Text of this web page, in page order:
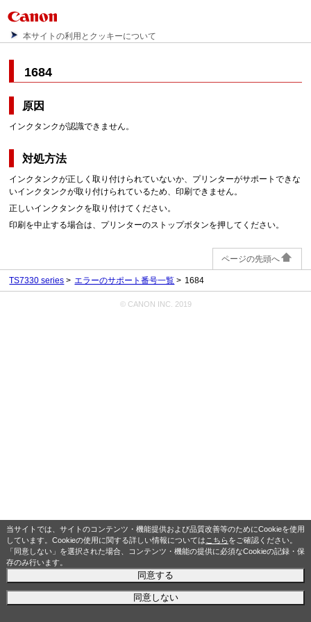
当サイトでは、サイトのコンテンツ・機能提供および品質改善等のためにCookieを使用
しています。Cookieの使用に関する詳しい情報については こちらをご確認ください。
「同意しない」を選択された場合、コンテンツ・機能の提供に必須なCookieの記録・保
存のみ行います。
同意する
同意しない
本サイトの利用とクッキーについて
1684
原因
インクタンクが認識できません。
対処方法
インクタンクが正しく取り付けられていないか、プリンターがサポートできな
いインクタンクが取り付けられているため、印刷できません。
正しいインクタンクを取り付けてください。
印刷を中止する場合は、プリンターのストップボタンを押してください。
ページの先頭へ
TS7330 series エラーのサポート番号一覧 1684
© CANON INC. 2019